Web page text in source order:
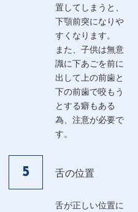
置してしまうと、
下顎前突になりや
すくなります。
また、子供は無意
識に下あごを前に
出して上の前歯と
下の前歯で咬もう
とする癖もある
為、注意が必要で
す。
5 舌の位置
舌が正しい位置に